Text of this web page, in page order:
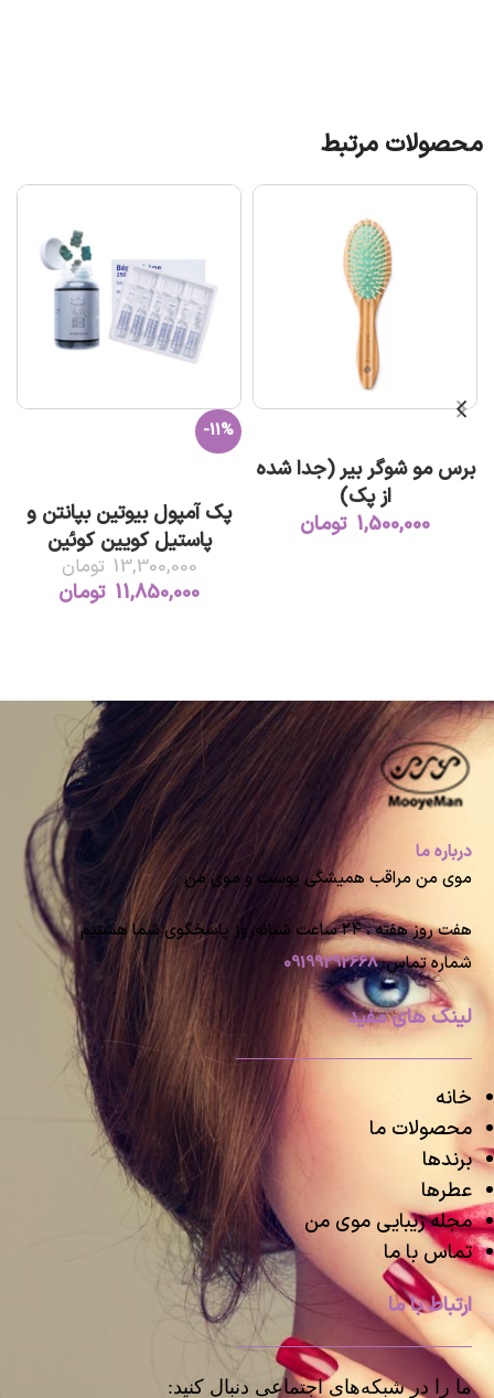
محصولات مرتبط
برس مو شوگر بیر (جدا شده
از پک)
1,500,000 تومان
-11%
پک آمپول بیوتین بپانتن و
پاستیل کویین کوئین
13,300,000 تومان
11,850,000 تومان
درباره ما
موی من مراقب همیشگی پوست و موی من
هفت روز هفته ، ۲۴ ساعت شبانه‌روز پاسخگوی شما هستیم
شماره تماس:09199292668
لینک های مفید
خانه
محصولات ما
برندها
عطرها
مجله زیبایی موی من
تماس با ما
ارتباط با ما
ما را در شبکه‌های اجتماعی دنبال کنید: